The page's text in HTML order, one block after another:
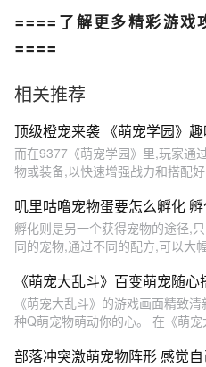
==== 了解更多精彩游戏
====
相关推荐
顶级橙宠来袭 《萌宠学园》
而在9377《萌宠学园》里,玩家通
物或装备,以快速增强战力和搭配
叽里咕噜宠物蛋要怎么孵化
孵化则是另一个获得宠物的途径,
同的宠物,通过不同的配方,可以大
《萌宠大乱斗》百变萌宠随心
《萌宠大乱斗》的游戏画面精致
种Q萌宠物萌动你的心。 在《萌
部落冲突激萌宠物阵形 感觉